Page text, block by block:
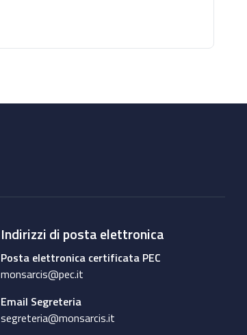
Indirizzi di posta elettronica
Posta elettronica certificata PEC
monsarcis@pec.it
Email Segreteria
segreteria@monsarcis.it